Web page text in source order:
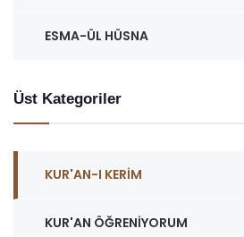
ESMA-ÜL HÜSNA
Üst Kategoriler
KUR'AN-I KERIM
KUR'AN ÖĞRENIYORUM